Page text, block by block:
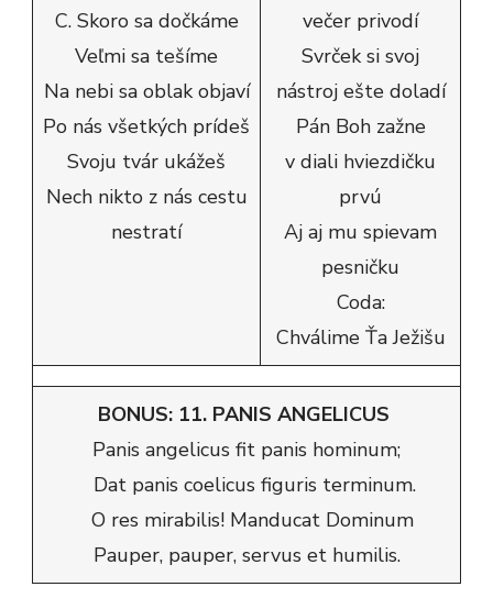
C. Skoro sa dočkáme
Veľmi sa tešíme
Na nebi sa oblak objaví
Po nás všetkých prídeš
Svoju tvár ukážeš
Nech nikto z nás cestu
nestratí
večer privodí
Svrček si svoj
nástroj ešte doladí
Pán Boh zažne
v diali hviezdičku
prvú
Aj aj mu spievam
pesničku
Coda:
Chválime Ťa Ježišu
BONUS: 11. PANIS ANGELICUS
Panis angelicus fit panis hominum;
Dat panis coelicus figuris terminum.
O res mirabilis! Manducat Dominum
Pauper, pauper, servus et humilis.